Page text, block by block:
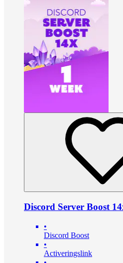
Discord Server Boost
•
Discord Boost
•
Activeringslink